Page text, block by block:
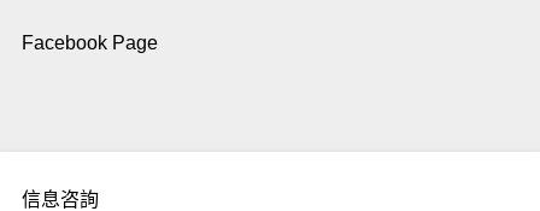
Facebook Page
信息咨詢